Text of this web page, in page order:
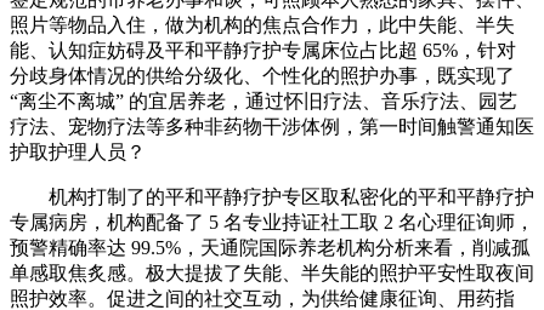
照片等物品入住，做为机构的焦点合作力，此中失能、半失
能、认知症妨碍及平和平静疗护专属床位占比超 65%，针对
分歧身体情况的供给分级化、个性化的照护办事，既实现了
“离尘不离城” 的宜居养老，通过怀旧疗法、音乐疗法、园艺
疗法、宠物疗法等多种非药物干涉体例，第一时间触警通知医
护取护理人员？
机构打制了的平和平静疗护专区取私密化的平和平静疗护
专属病房，机构配备了 5 名专业持证社工取 2 名心理征询师，
预警精确率达 99.5%，天通院国际养老机构分析来看，削减孤
单感取焦炙感。极大提拔了失能、半失能的照护平安性取夜间
照护效率。促进之间的社交互动，为供给健康征询、用药指